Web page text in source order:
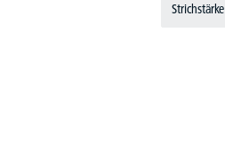
Strichstärke